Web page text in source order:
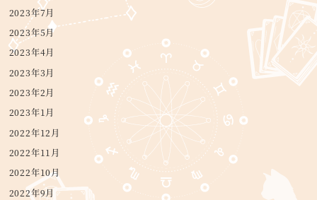
2023年7月
2023年5月
2023年4月
2023年3月
2023年2月
2023年1月
2022年12月
2022年11月
2022年10月
2022年9月